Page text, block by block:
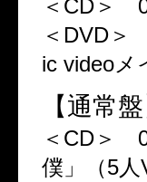
＜CD＞
＜DVD
ic videoメ
【通常盤
＜CD＞
僕」（5